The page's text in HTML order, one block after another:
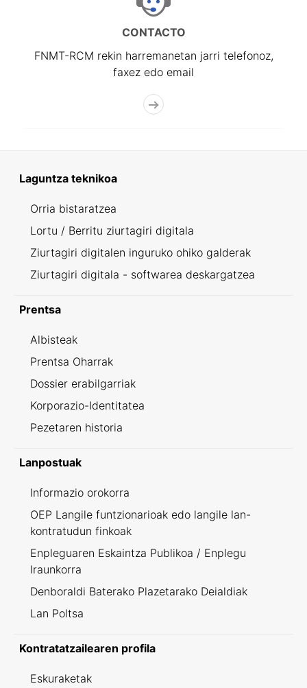
CONTACTO
FNMT-RCM rekin harremanetan jarri telefonoz,
faxez edo email
Laguntza teknikoa
Orria bistaratzea
Lortu / Berritu ziurtagiri digitala
Ziurtagiri digitalen inguruko ohiko galderak
Ziurtagiri digitala - softwarea deskargatzea
Prentsa
Albisteak
Prentsa Oharrak
Dossier erabilgarriak
Korporazio-Identitatea
Pezetaren historia
Lanpostuak
Informazio orokorra
OEP Langile funtzionarioak edo langile lan-
kontratudun finkoak
Enpleguaren Eskaintza Publikoa / Enplegu
Iraunkorra
Denboraldi Baterako Plazetarako Deialdiak
Lan Poltsa
Kontratatzailearen profila
Eskuraketak